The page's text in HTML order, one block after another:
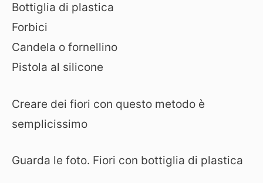
Bottiglia di plastica
Forbici
Candela o fornellino
Pistola al silicone
Creare dei fiori con questo metodo è
semplicissimo
Guarda le foto. Fiori con bottiglia di plastica